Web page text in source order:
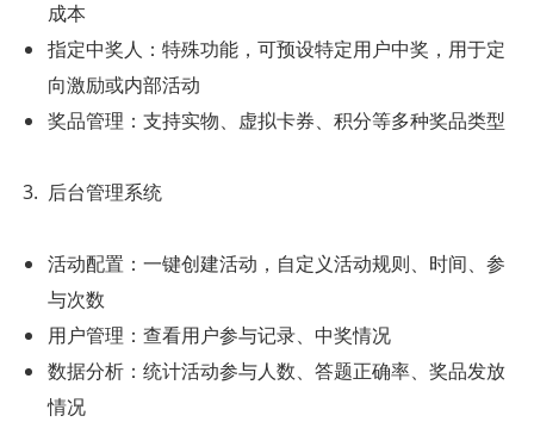
成本
指定中奖人：特殊功能，可预设特定用户中奖，用于定
向激励或内部活动
奖品管理：支持实物、虚拟卡券、积分等多种奖品类型
后台管理系统
活动配置：一键创建活动，自定义活动规则、时间、参
与次数
用户管理：查看用户参与记录、中奖情况
数据分析：统计活动参与人数、答题正确率、奖品发放
情况